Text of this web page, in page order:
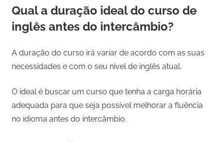
Qual a duração ideal do curso de
inglês antes do intercâmbio?
A duração do curso irá variar de acordo com as suas
necessidades e com o seu nível de inglês atual.
O ideal é buscar um curso que tenha a carga horária
adequada para que seja possível melhorar a fluência
no idioma antes do intercâmbio.